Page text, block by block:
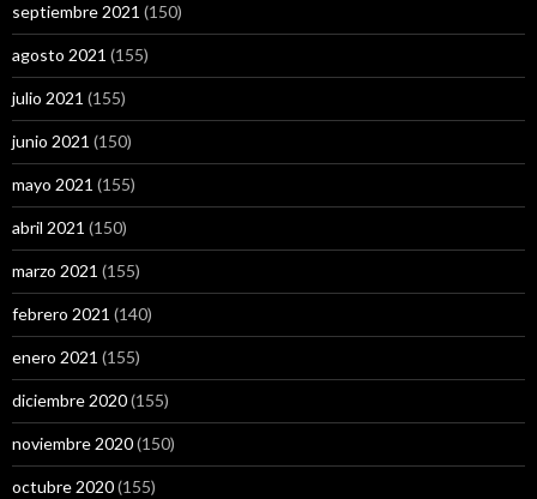
septiembre 2021 (150)
agosto 2021 (155)
julio 2021 (155)
junio 2021 (150)
mayo 2021 (155)
abril 2021 (150)
marzo 2021 (155)
febrero 2021 (140)
enero 2021 (155)
diciembre 2020(155)
noviembre 2020(150)
octubre 2020(155)